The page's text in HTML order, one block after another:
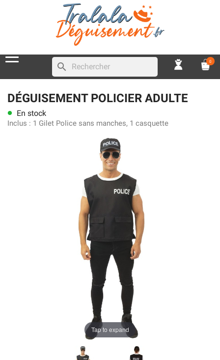
search 0
DÉGUISEMENT POLICIER ADULTE
lens En stock
Inclus : 1 Gilet Police sans manches, 1 casquette
Tap to expand